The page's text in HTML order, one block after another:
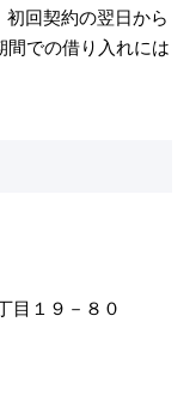
回契約の翌日から
間での借り入れには
目１９－８０